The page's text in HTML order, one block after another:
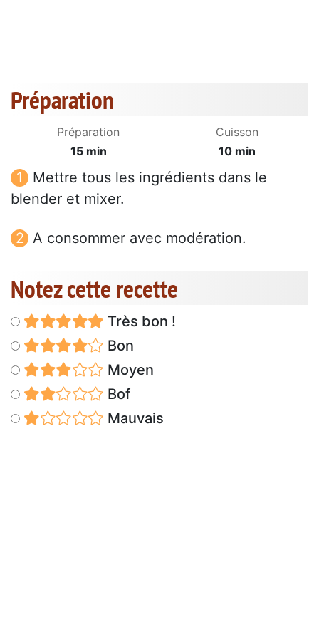
Préparation
Préparation
15 min
Cuisson
10 min
Mettre tous les ingrédients dans le
blender et mixer.
A consommer avec modération.
Notez cette recette
Très bon !
Bon
Moyen
Bof
Mauvais